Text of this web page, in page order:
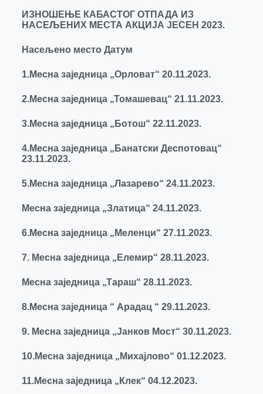
ИЗНОШЕЊЕ КАБАСТОГ ОТПАДА ИЗ
НАСЕЉЕНИХ МЕСТА АКЦИЈА ЈЕСЕН 2023.
Насељено место Датум
1.Месна заједница „Орловат“ 20.11.2023.
2.Месна заједница „Томашевац“ 21.11.2023.
3.Месна заједница „Ботош“ 22.11.2023.
4.Месна заједница „Банатски Деспотовац“
23.11.2023.
5.Месна заједница „Лазарево“ 24.11.2023.
Месна заједница „Златица“ 24.11.2023.
6.Месна заједница „Меленци“ 27.11.2023.
7. Месна заједница „Елемир“ 28.11.2023.
Месна заједница „Тараш“ 28.11.2023.
8.Месна заједница “ Арадац “ 29.11.2023.
9. Месна заједница „Јанков Мост“ 30.11.2023.
10.Месна заједница „Михајлово“ 01.12.2023.
11.Месна заједница „Клек“ 04.12.2023.